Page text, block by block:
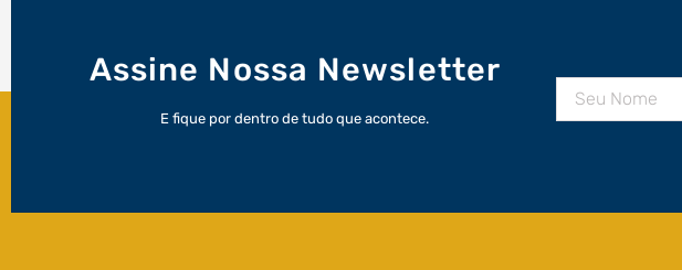
Assine Nossa Newsletter
E fique por dentro de tudo que acontece.